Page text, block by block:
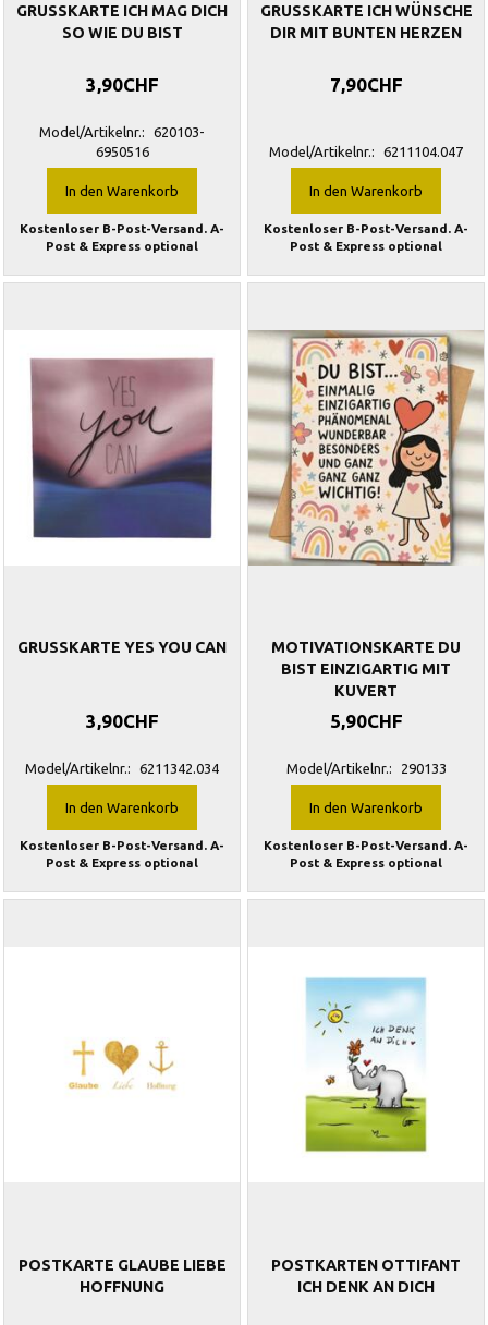
GRUSSKARTE ICH MAG DICH
SO WIE DU BIST
3,90CHF
Model/Artikelnr.:
620103-
6950516
In den Warenkorb
Kostenloser B-Post-Versand. A-
Post & Express optional
GRUSSKARTE ICH WÜNSCHE
DIR MIT BUNTEN HERZEN
7,90CHF
Model/Artikelnr.: 6211104.047
In den Warenkorb
Kostenloser B-Post-Versand. A-
Post & Express optional
GRUSSKARTE YES YOU CAN
3,90CHF
Model/Artikelnr.: 6211342.034
In den Warenkorb
Kostenloser B-Post-Versand. A-
Post & Express optional
MOTIVATIONSKARTE DU
BIST EINZIGARTIG MIT
KUVERT
5,90CHF
Model/Artikelnr.: 290133
In den Warenkorb
Kostenloser B-Post-Versand. A-
Post & Express optional
POSTKARTE GLAUBE LIEBE
HOFFNUNG
POSTKARTEN OTTIFANT
ICH DENK AN DICH